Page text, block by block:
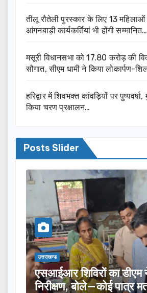
तीलू रौतेली पुरस्कार के लिए 13
आंगनबाड़ी कार्यकर्तियां भी होंगी सम्मानित…
मसूरी विधानसभा को 17.80 करोड़ की
सौगात, सीएम धामी ने किया लोकार्पण-
हरिद्वार में शिवभक्त कांवड़ियों पर
किया चरण प्रक्षालन…
Posts Slider
उत्तराखण्ड
तीलू रौतेली पुरस्कार के लिए
का चयन, 35 आंगनबाड़ी